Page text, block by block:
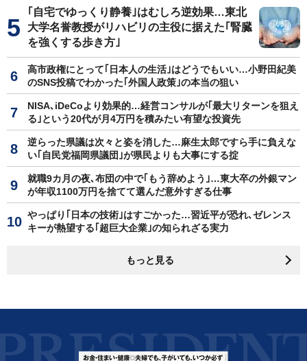
｢自宅でゆっくり静養｣はむしろ逆効果…東北
大学名誉教授がリハビリの主役に据えた｢腎臓
を強くする歩き方｣
高市政権にとって｢日本人の生活｣はどうでもいい…小野田紀美
のSNS投稿でわかった｢外国人政策｣の本当の狙い
NISA､iDeCoより効果的…経営コンサルが｢最大リターンを狙え
る｣という20代が月4万円を積みたい有望な投資先
逆らった県議は次々と姿を消した…麻生太郎ですら手に負えな
い｢自民党福岡県議団｣が県民よりも大事にする掟
就職9カ月の夜､布団の中で｢もう辞めよう｣…東大卒の外銀マン
が年収1100万円を捨てて選んだ意外すぎる仕事
やっぱり｢日本の技術｣はすごかった…習近平が恐れ､ゼレンス
キーが熱望する｢超巨大企業｣の知られざる実力
もっと見る